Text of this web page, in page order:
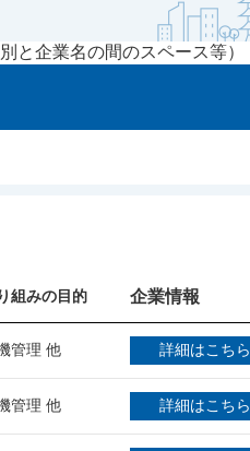
と企業名の間のスペース等）
組みの目的 企業情報
管理 他 詳細はこちら
管理 他 詳細はこちら